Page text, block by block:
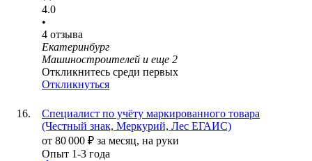
4.0
•
4 отзыва
Екатеринбург
Машиностроителей и еще 2
Откликнитесь среди первых
Откликнуться
Специалист по учёту маркированного товара
(Честный знак, Меркурий, Лес ЕГАИС)
от 80 000 ₽ за месяц, на руки
Опыт 1-3 года